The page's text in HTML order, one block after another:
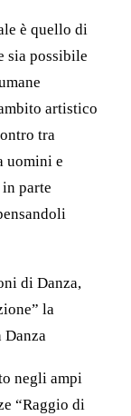
è quello di
sia possibile
artistico
tra
uomini e
parte
di Danza,
la
Danza
negli ampi
“Raggio di